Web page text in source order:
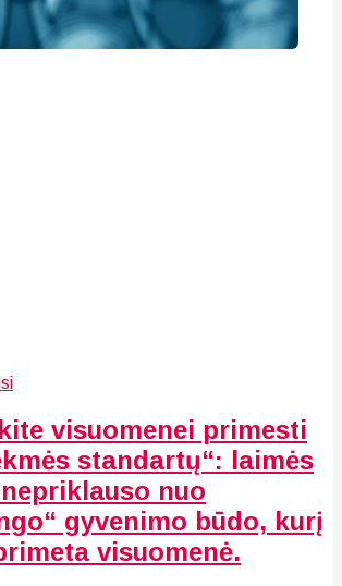
visuomenei primesti
standartų“: laimės
nuo
gyvenimo būdo, kurį
visuomenė.